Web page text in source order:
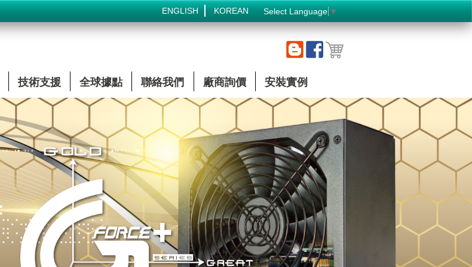
ENGLISH KOREAN Select Language ▼
技術支援 全球據點 聯絡我們 廠商詢價 安裝實例